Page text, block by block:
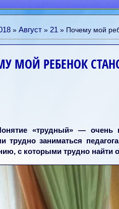
» Август » 21 » Почему мой
МОЙ РЕБЕНОК
«трудный» — очень
трудно заниматься
с которыми трудно